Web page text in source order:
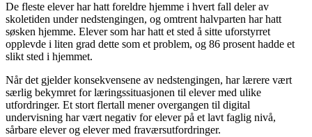
De fleste elever har hatt foreldre hjemme i hvert fall deler av
skoletiden under nedstengingen, og omtrent halvparten har hatt
søsken hjemme. Elever som har hatt et sted å sitte uforstyrret
opplevde i liten grad dette som et problem, og 86 prosent hadde et
slikt sted i hjemmet.
Når det gjelder konsekvensene av nedstengingen, har lærere vært
særlig bekymret for læringssituasjonen til elever med ulike
utfordringer. Et stort flertall mener overgangen til digital
undervisning har vært negativ for elever på et lavt faglig nivå,
sårbare elever og elever med fraværsutfordringer.